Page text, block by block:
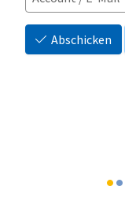
Abschicken